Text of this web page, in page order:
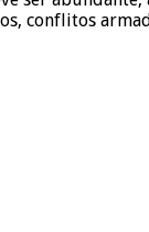
conflitos